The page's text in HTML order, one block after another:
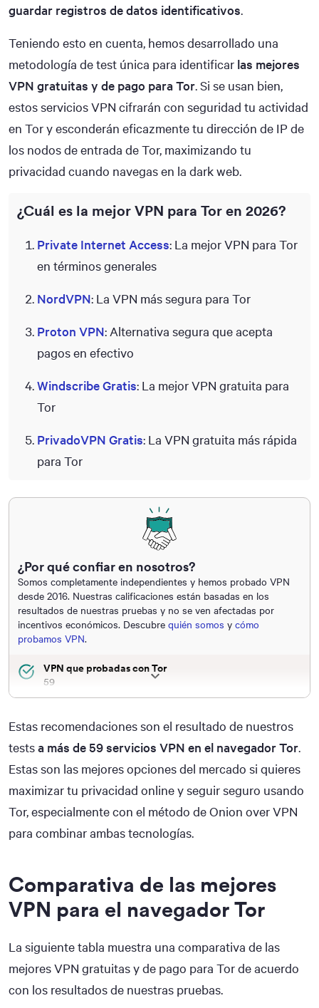
guardar registros de datos identificativos.
Teniendo esto en cuenta, hemos desarrollado una
metodología de test única para identificar las mejores
VPN gratuitas y de pago para Tor. Si se usan bien,
estos servicios VPN cifrarán con seguridad tu actividad
en Tor y esconderán eficazmente tu dirección de IP de
los nodos de entrada de Tor, maximizando tu
privacidad cuando navegas en la dark web.
¿Cuál es la mejor VPN para Tor en 2026?
Private Internet Access: La mejor VPN para Tor
en términos generales
NordVPN: La VPN más segura para Tor
Proton VPN: Alternativa segura que acepta
pagos en efectivo
Windscribe Gratis: La mejor VPN gratuita para
Tor
PrivadoVPN Gratis: La VPN gratuita más rápida
para Tor
¿Por qué confiar en nosotros?
Somos completamente independientes y hemos probado VPN
desde 2016. Nuestras calificaciones están basadas en los
resultados de nuestras pruebas y no se ven afectadas por
incentivos económicos. Descubre quién somos y cómo
probamos VPN.
VPN que probadas con Tor
59
Páginas Onion probadas
10
Estas recomendaciones son el resultado de nuestros
testsa más de 59 servicios VPN en el navegador Tor.
Estas son las mejores opciones del mercado si quieres
maximizar tu privacidad online y seguir seguro usando
Tor, especialmente con el método de Onion over VPN
para combinar ambas tecnologías.
Comparativa de las mejores
VPN para el navegador Tor
La siguiente tabla muestra una comparativa de las
mejores VPN gratuitas y de pago para Tor de acuerdo
con los resultados de nuestras pruebas.